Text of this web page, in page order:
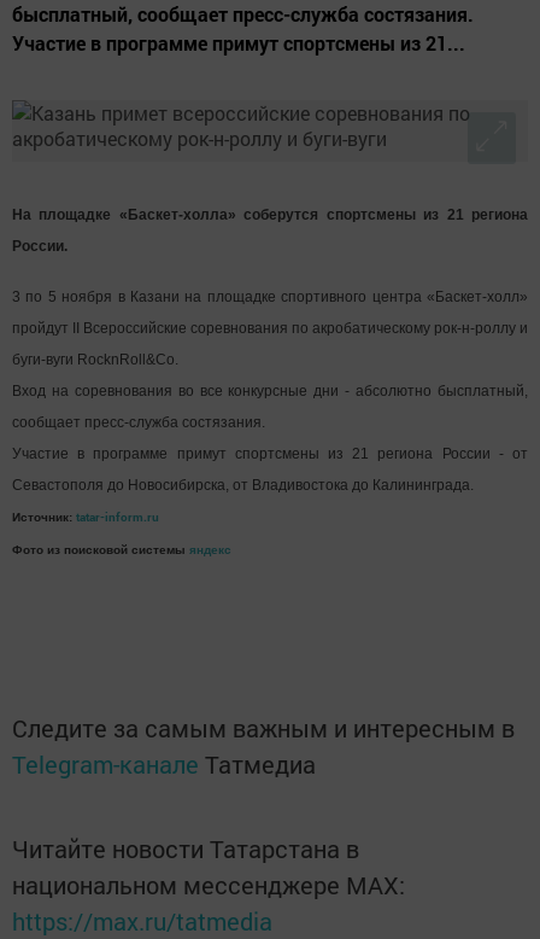
бысплатный, сообщает пресс-служба состязания.
Участие в программе примут спортсмены из 21...
На площадке «Баскет-холла» соберутся спортсмены из 21 региона
России.
3 по 5 ноября в Казани на площадке спортивного центра «Баскет-холл»
пройдут II Всероссийские соревнования по акробатическому рок-н-роллу и
буги-вуги RocknRoll&Cо.
Вход на соревнования во все конкурсные дни - абсолютно бысплатный,
сообщает пресс-служба состязания.
Участие в программе примут спортсмены из 21 региона России - от
Cевастополя до Новосибирска, от Владивостока до Калининграда.
Источник: tatar-inform.ru
Фото из поисковой системы яндекс
Следите за самым важным и интересным в
Telegram-канале Татмедиа
Читайте новости Татарстана в
национальном мессенджере MАХ:
https://max.ru/tatmedia